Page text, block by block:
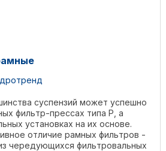
суспензий может успешно
фильтр-прессах типа Р, а
установках на их основе.
отличие рамных фильтров -
чередующихся фильтровальных